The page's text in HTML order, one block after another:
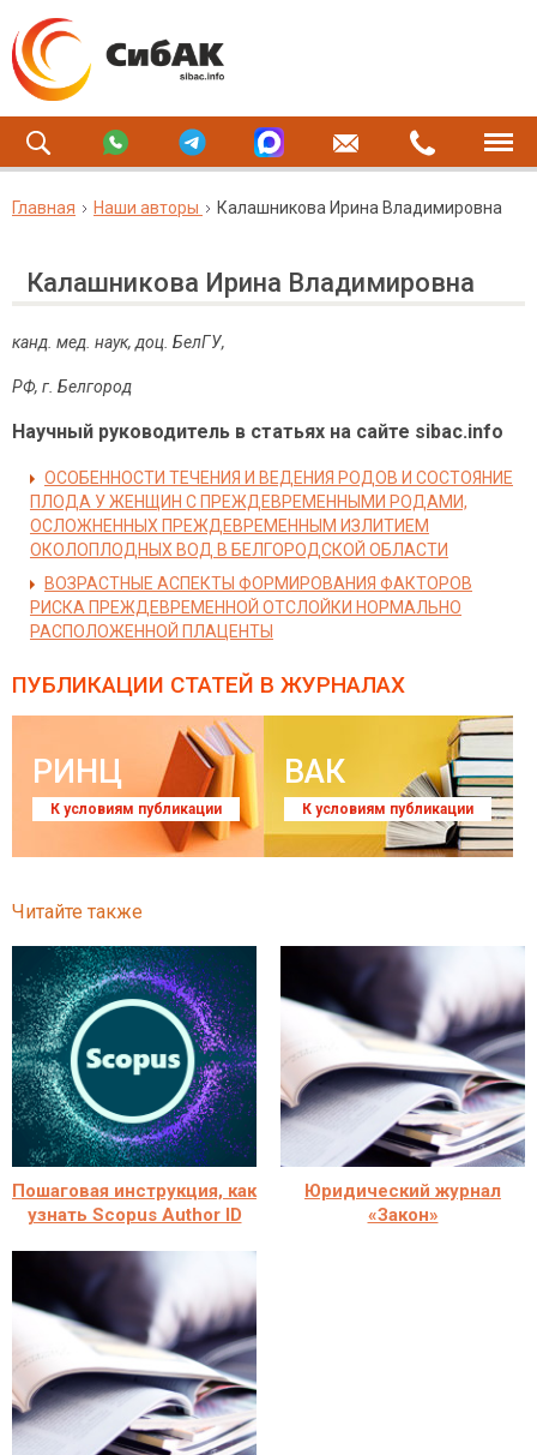
Главная Наши авторы Калашникова Ирина Владимировна
Калашникова Ирина Владимировна
канд. мед. наук, доц. БелГУ,
РФ, г. Белгород
Научный руководитель в статьях на сайте sibac.info
ОСОБЕННОСТИ ТЕЧЕНИЯ И ВЕДЕНИЯ РОДОВ И СОСТОЯНИЕ
ПЛОДА У ЖЕНЩИН С ПРЕЖДЕВРЕМЕННЫМИ РОДАМИ,
ОСЛОЖНЕННЫХ ПРЕЖДЕВРЕМЕННЫМ ИЗЛИТИЕМ
ОКОЛОПЛОДНЫХ ВОД В БЕЛГОРОДСКОЙ ОБЛАСТИ
ВОЗРАСТНЫЕ АСПЕКТЫ ФОРМИРОВАНИЯ ФАКТОРОВ
РИСКА ПРЕЖДЕВРЕМЕННОЙ ОТСЛОЙКИ НОРМАЛЬНО
РАСПОЛОЖЕННОЙ ПЛАЦЕНТЫ
ПУБЛИКАЦИИ СТАТЕЙ В ЖУРНАЛАХ
РИНЦ
К условиям публикации
ВАК
К условиям публикации
Читайте также
Пошаговая инструкция, как
узнать Scopus Author ID
Юридический журнал
«Закон»